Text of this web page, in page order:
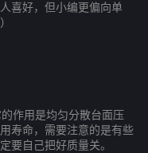
喜好，但小编更偏向单
作用是均匀分散台面压
寿命，需要注意的是有些
要自己把好质量关。